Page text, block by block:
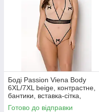
Боді Passion Viena Body
6XL/7XL beige, контрастне,
бантики, вставка-сітка,
відкриті сідниці
Готово до відправки